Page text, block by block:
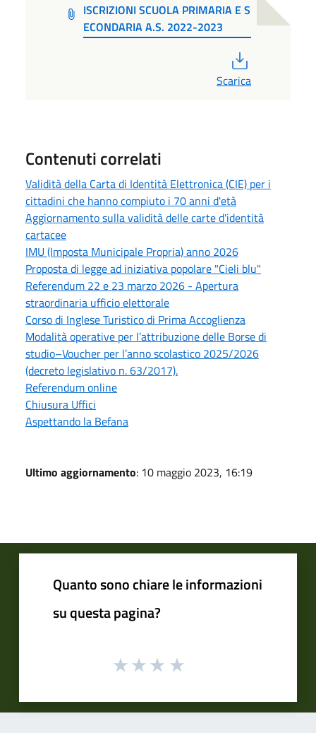
ISCRIZIONI SCUOLA PRIMARIA E S
ECONDARIA A.S. 2022-2023
Scarica
Contenuti correlati
Validità della Carta di Identità Elettronica (CIE) per i
cittadini che hanno compiuto i 70 anni d'età
Aggiornamento sulla validità delle carte d'identità
cartacee
IMU (Imposta Municipale Propria) anno 2026
Proposta di legge ad iniziativa popolare "Cieli blu"
Referendum 22 e 23 marzo 2026 - Apertura
straordinaria ufficio elettorale
Corso di Inglese Turistico di Prima Accoglienza
Modalità operative per l’attribuzione delle Borse di
studio–Voucher per l’anno scolastico 2025/2026
(decreto legislativo n. 63/2017).
Referendum online
Chiusura Uffici
Aspettando la Befana
Ultimo aggiornamento: 10 maggio 2023, 16:19
Quanto sono chiare le informazioni
su questa pagina?